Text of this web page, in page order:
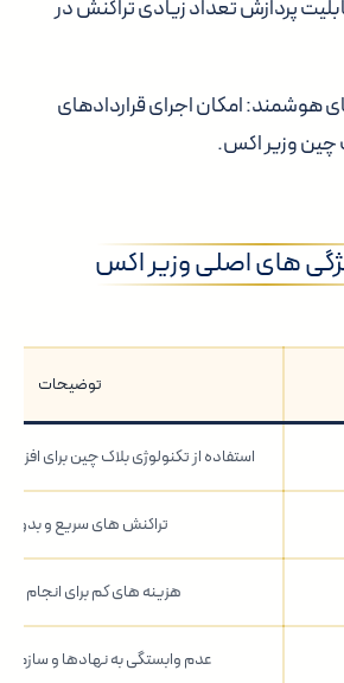
پردازش تعداد زیادی تراکنش در
هوشمند:امکان اجرای قراردادهای
چین وزیر اکس.
های اصلی وزیر اکس
توضیحات
استفاده از تکنولوژی بلاک چین برای
تراکنش های سریع و بدون
هزینه های کم برای انجام
عدم وابستگی به نهادها و